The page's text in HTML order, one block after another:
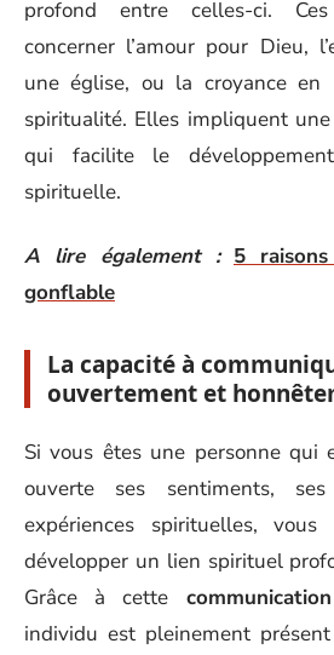
profond entre celles-ci.
concerner l’amour pour Dieu,
une église, ou la croyance
spiritualité. Elles impliquent
qui facilite le
spirituelle.
A lire également : 5
gonflable
La capacité à
ouvertement et
Si vous êtes une personne qui
ouverte ses sentiments,
expériences spirituelles, vous
développer un lien spirituel
Grâce à cette
individu est pleinement